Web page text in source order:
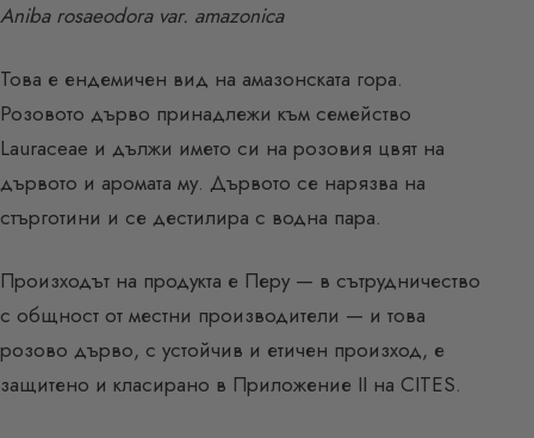
Aniba rosaeodora var. amazonica
Това е ендемичен вид на амазонската гора.
Розовото дърво принадлежи към семейство
Lauraceae и дължи името си на розовия цвят на
дървото и аромата му. Дървото се нарязва на
стърготини и се дестилира с водна пара.
Произходът на продукта е Перу — в сътрудничество
с общност от местни производители — и това
розово дърво, с устойчив и етичен произход, е
защитено и класирано в Приложение II на CITES.